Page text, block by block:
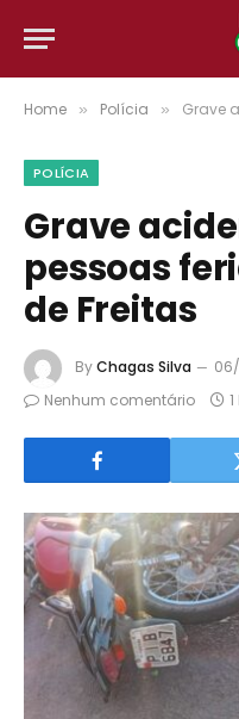
Home » Polícia » Grave
POLÍCIA
Grave
pessoas
de Freitas
ByChagas Silva
Nenhum comentário